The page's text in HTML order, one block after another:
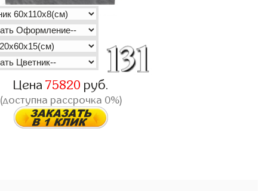
Цена75820 руб.
(доступна рассрочка 0%)